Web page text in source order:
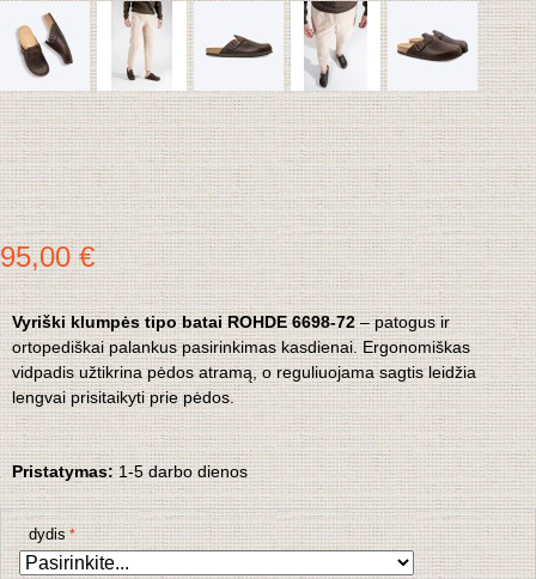
95,00 €
Vyriški klumpės tipo batai ROHDE 6698-72– patogus ir
ortopediškai palankus pasirinkimas kasdienai. Ergonomiškas
vidpadis užtikrina pėdos atramą, o reguliuojama sagtis leidžia
lengvai prisitaikyti prie pėdos.
Pristatymas:1-5 darbo dienos
dydis